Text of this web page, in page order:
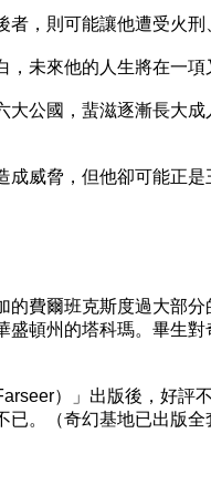
，則可能讓他遭受火刑
未來他的人生將在一項
公國，蜚滋逐漸長大成
威脅，但他卻可能正是
費爾班克斯度過大部分
盛頓州的塔科瑪。畢生
）」出版後，好評
。（奇幻基地已出版全